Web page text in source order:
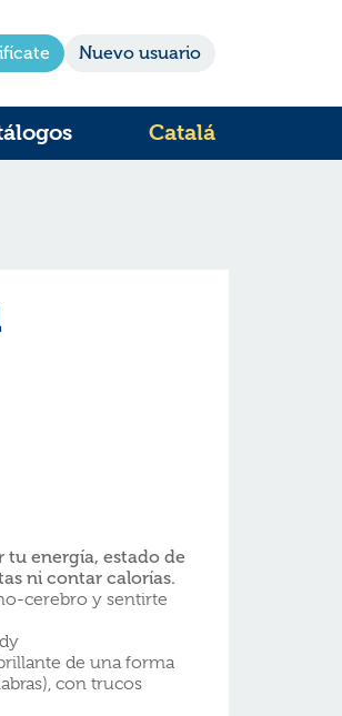
Nuevo usuario
Catalá
energía, estado de
ni contar calorías.
cerebro y sentirte
de una forma
con trucos